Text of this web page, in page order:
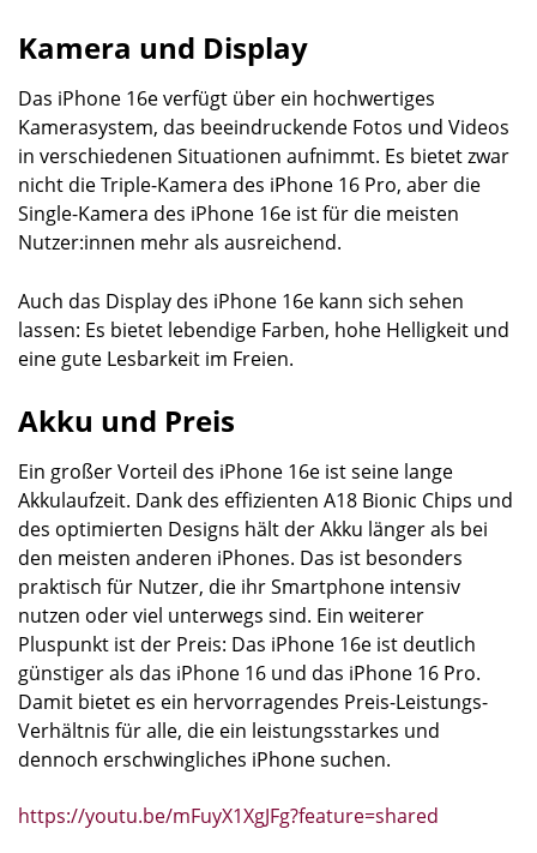
Kamera und Display
Das iPhone 16e verfügt über ein hochwertiges
Kamerasystem, das beeindruckende Fotos und Videos
in verschiedenen Situationen aufnimmt. Es bietet zwar
nicht die Triple-Kamera des iPhone 16 Pro, aber die
Single-Kamera des iPhone 16e ist für die meisten
Nutzer:innen mehr als ausreichend.
Auch das Display des iPhone 16e kann sich sehen
lassen: Es bietet lebendige Farben, hohe Helligkeit und
eine gute Lesbarkeit im Freien.
Akku und Preis
Ein großer Vorteil des iPhone 16e ist seine lange
Akkulaufzeit. Dank des effizienten A18 Bionic Chips und
des optimierten Designs hält der Akku länger als bei
den meisten anderen iPhones. Das ist besonders
praktisch für Nutzer, die ihr Smartphone intensiv
nutzen oder viel unterwegs sind. Ein weiterer
Pluspunkt ist der Preis: Das iPhone 16e ist deutlich
günstiger als das iPhone 16 und das iPhone 16 Pro.
Damit bietet es ein hervorragendes Preis-Leistungs-
Verhältnis für alle, die ein leistungsstarkes und
dennoch erschwingliches iPhone suchen.
https://youtu.be/mFuyX1XgJFg?feature=shared